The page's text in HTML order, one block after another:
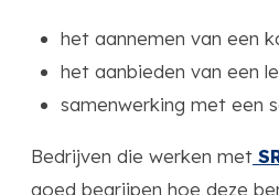
het aannemen van een
het aanbieden van een
samenwerking met een
Bedrijven die werken met
goed begrijpen hoe deze